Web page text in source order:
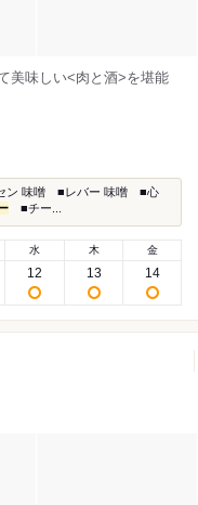
美味しい<肉と酒>を堪能
ン 味噌 ■レバー 味噌 ■心
■チー...
水
12
木
13
金
14